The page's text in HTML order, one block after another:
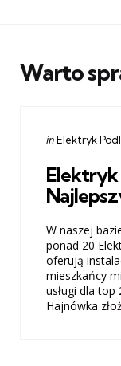
Warto
Categories
Posted
inElektryk
Elektryk
W naszej
ponad 20
oferują
mieszkańcy
usługi dla top
Hajnówka